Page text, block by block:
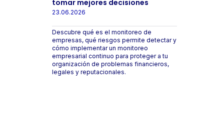
tomar mejores decisiones
23.06.2026
Descubre qué es el monitoreo de
empresas, qué riesgos permite detectar y
cómo implementar un monitoreo
empresarial continuo para proteger a tu
organización de problemas financieros,
legales y reputacionales.